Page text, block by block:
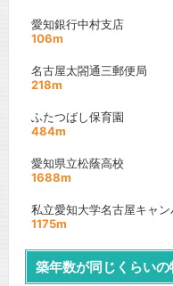
愛知銀行中村支店
106m
名古屋太閤通三郵便局
218m
ふたつばし保育園
484m
愛知県立松蔭高校
1688m
私立愛知大学名古屋キャン
1175m
築年数が同じくらいの